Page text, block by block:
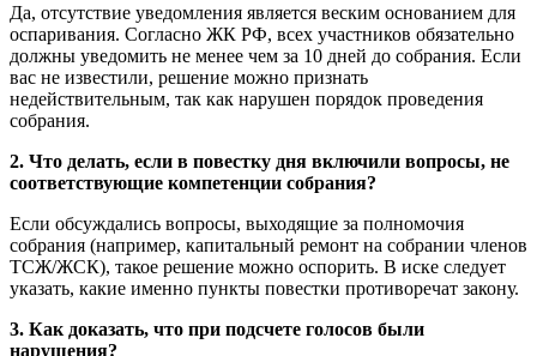
Да, отсутствие уведомления является веским основанием для
оспаривания. Согласно ЖК РФ, всех участников обязательно
должны уведомить не менее чем за 10 дней до собрания. Если
вас не известили, решение можно признать
недействительным, так как нарушен порядок проведения
собрания.
2. Что делать, если в повестку дня включили вопросы, не
соответствующие компетенции собрания?
Если обсуждались вопросы, выходящие за полномочия
собрания (например, капитальный ремонт на собрании членов
ТСЖ/ЖСК), такое решение можно оспорить. В иске следует
указать, какие именно пункты повестки противоречат закону.
3. Как доказать, что при подсчете голосов были
нарушения?